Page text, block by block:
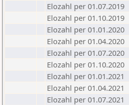
Elozahl per 01.07.2019
Elozahl per 01.10.2019
Elozahl per 01.01.2020
Elozahl per 01.04.2020
Elozahl per 01.07.2020
Elozahl per 01.10.2020
Elozahl per 01.01.2021
Elozahl per 01.04.2021
Elozahl per 01.07.2021